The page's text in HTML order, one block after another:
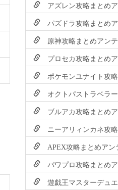
アズレン攻略まとめ
パズドラ攻略まとめ
原神攻略まとめアン
プロセカ攻略まとめ
ポケモンユナイト攻
オクトパストラベラ
ブルアカ攻略まとめ
ニーアリィンカネ攻
APEX攻略まとめアン
パワプロ攻略まとめ
遊戯王マスターデュ